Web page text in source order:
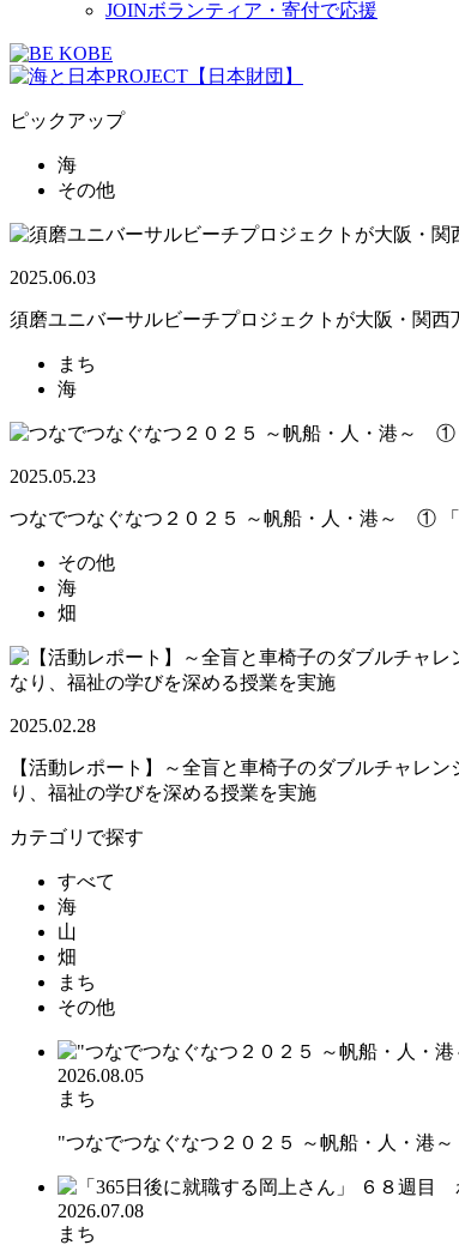
JOINボランティア・寄付で応援
ピックアップ
海
その他
2025.06.03
須磨ユニバーサルビーチプロジェクトが大阪・関
まち
海
2025.05.23
つなでつなぐなつ２０２５ ～帆船・人・港～ ① 「
その他
海
畑
2025.02.28
【活動レポート】～全盲と車椅子のダブルチャ
り、福祉の学びを深める授業を実施
カテゴリで探す
すべて
海
山
畑
まち
その他
2026.08.05
まち
"つなでつなぐなつ２０２５ ～帆船・人・港
2026.07.08
まち